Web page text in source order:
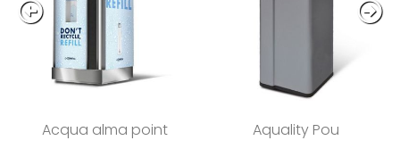
Acqua alma point Aquality Pou